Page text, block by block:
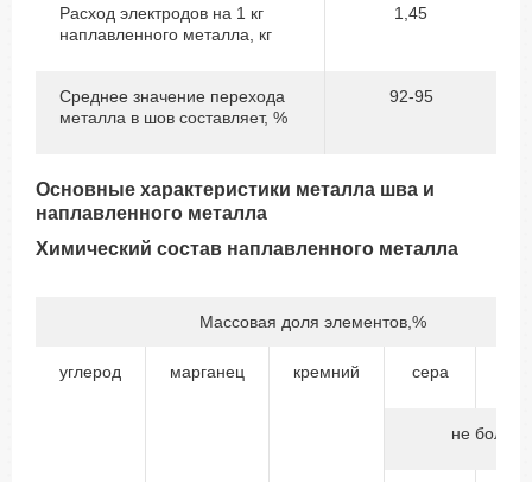
Расход электродов на 1 кг
наплавленного металла, кг
1,45
Среднее значение перехода
металла в шов составляет, %
92-95
Основные характеристики металла шва и
наплавленного металла
Химический состав наплавленного металла
Массовая доля элементов,%
углерод марганец кремний сера
не более